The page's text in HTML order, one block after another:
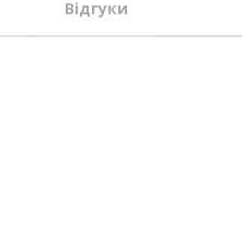
Відгуки